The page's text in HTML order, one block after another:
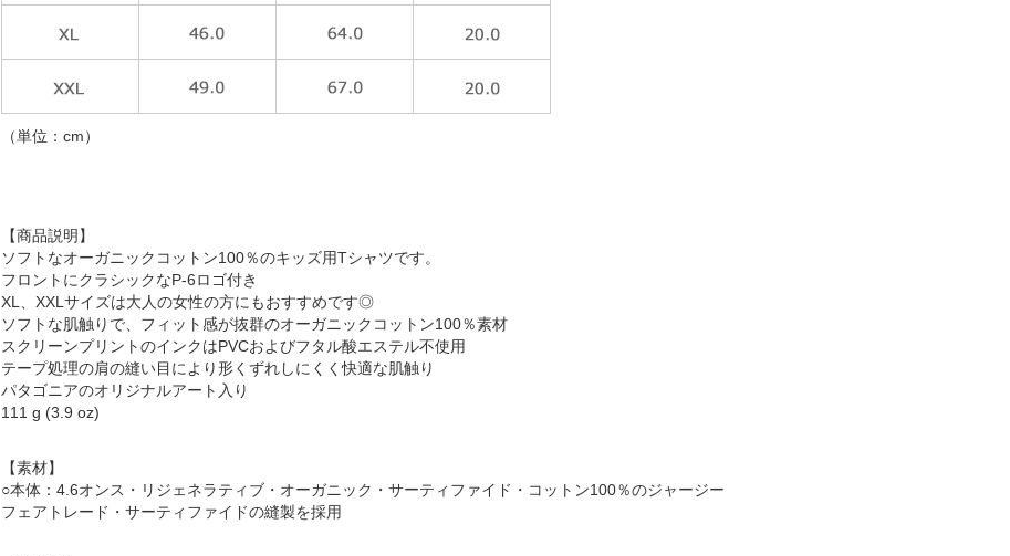
（単位：cm）
【商品説明】
ソフトなオーガニックコットン100％のキッズ用Tシャツです。
フロントにクラシックなP-6ロゴ付き
XL、XXLサイズは大人の女性の方にもおすすめです◎
ソフトな肌触りで、フィット感が抜群のオーガニックコットン100％素材
スクリーンプリントのインクはPVCおよびフタル酸エステル不使用
テープ処理の肩の縫い目により形くずれしにくく快適な肌触り
パタゴニアのオリジナルアート入り
111 g (3.9 oz)
【素材】
○本体：4.6オンス・リジェネラティブ・オーガニック・サーティファイド・コットン100％のジャージー
フェアトレード・サーティファイドの縫製を採用